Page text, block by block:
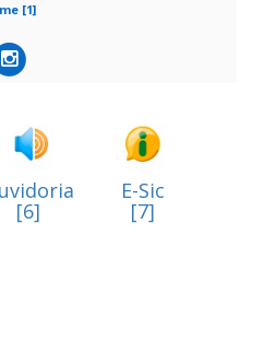
[1]
[6]
E-Sic
[7]